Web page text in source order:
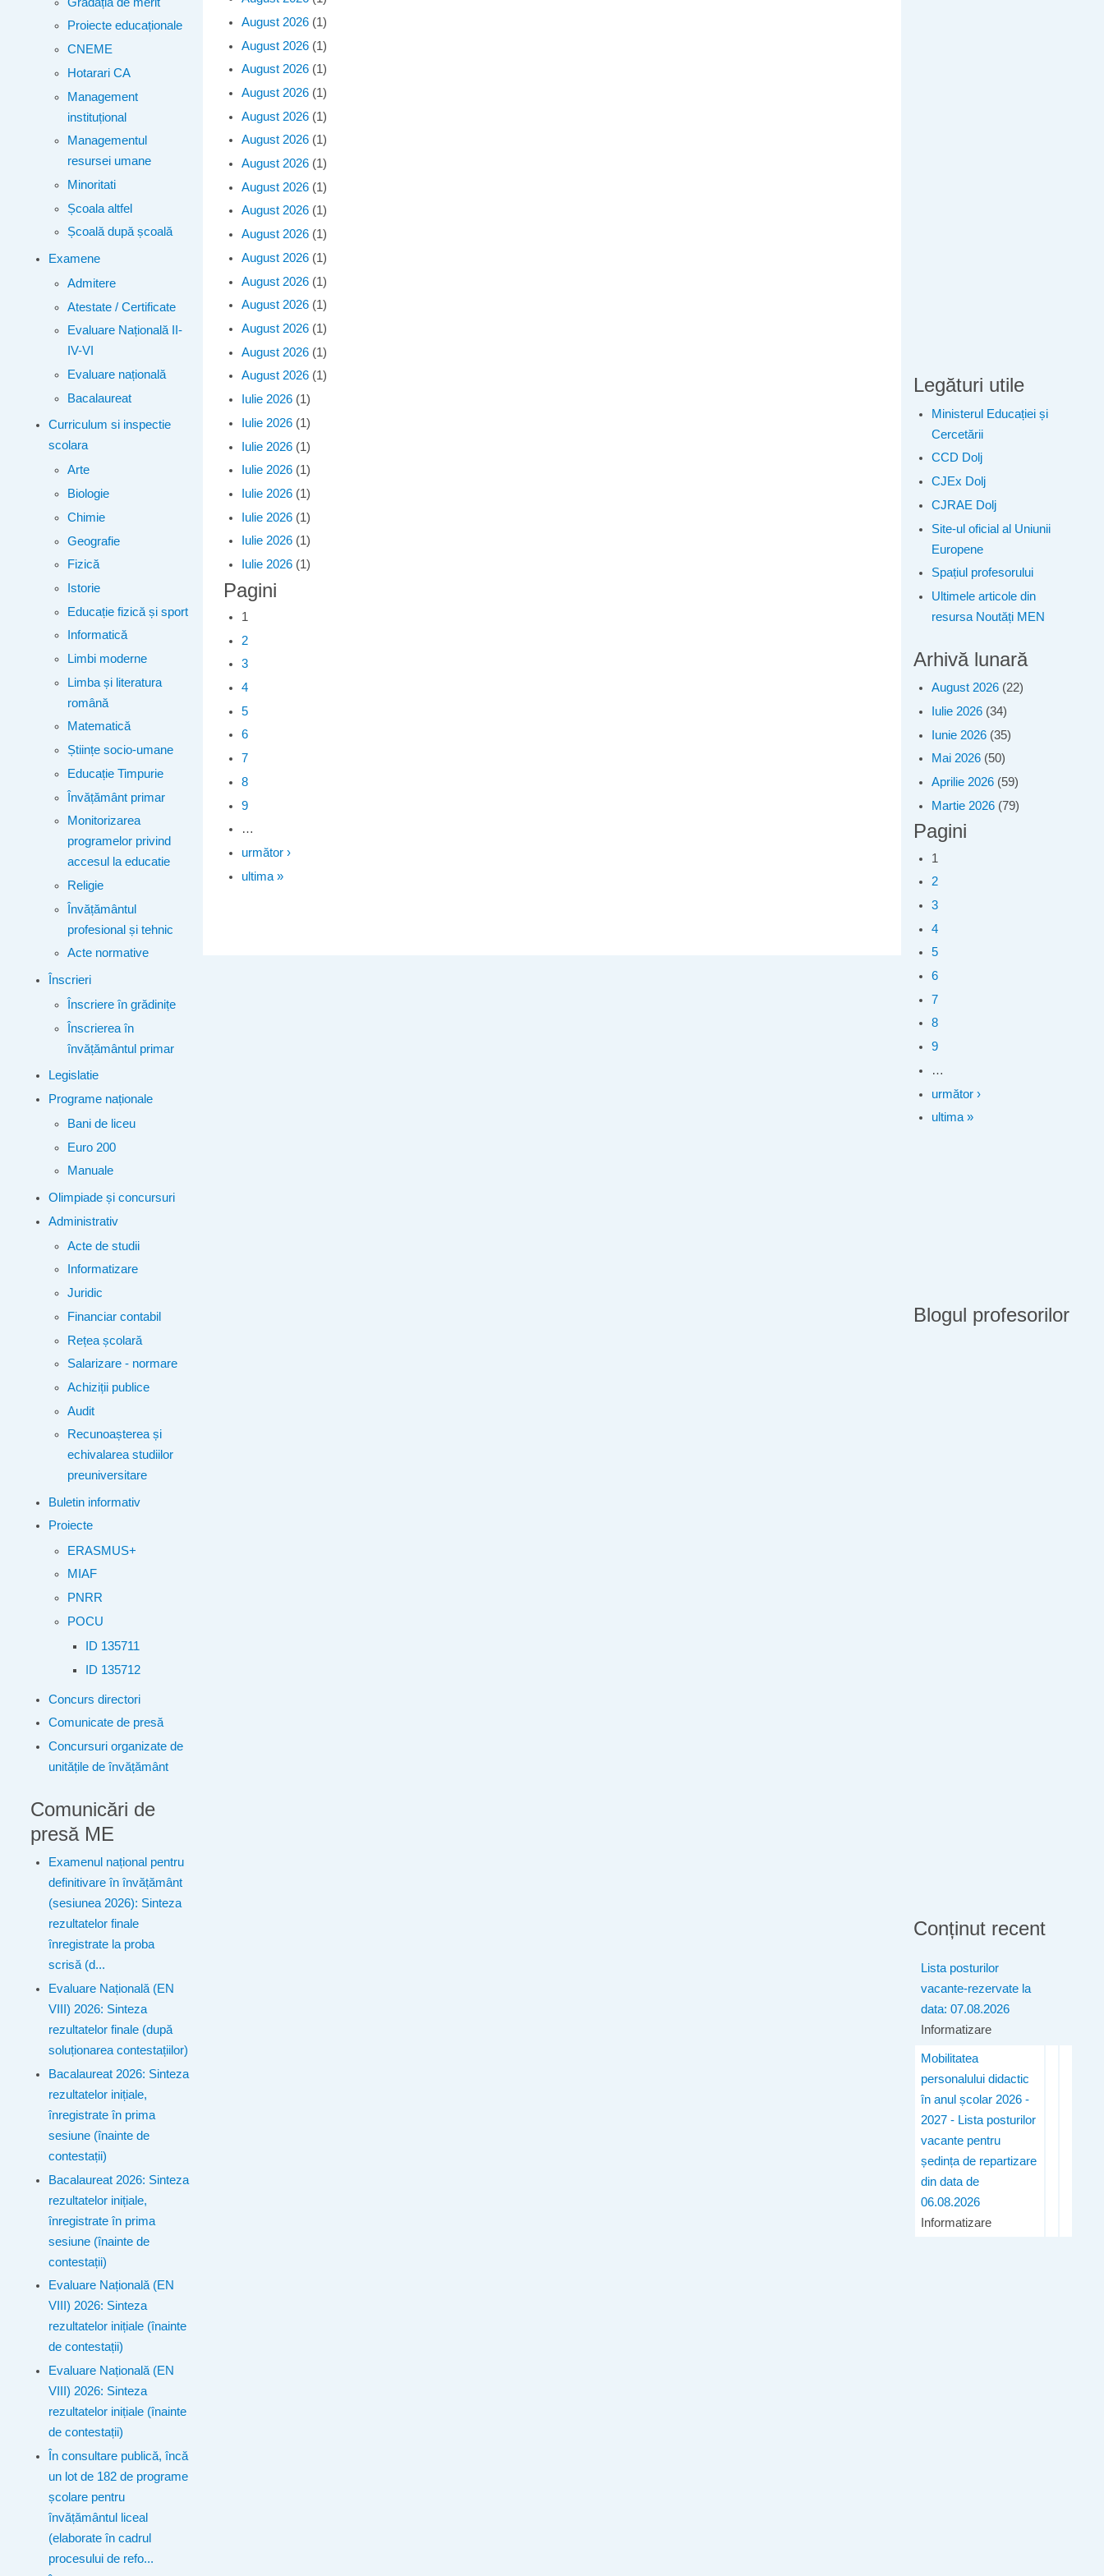
Proiecte educaționale
CNEME
Hotarari CA
Management
instituțional
Managementul
resursei umane
Minoritati
Școala altfel
Școală după școală
Examene
Admitere
Atestate / Certificate
Evaluare Națională II-
IV-VI
Evaluare națională
Bacalaureat
Curriculum si inspectie
scolara
Arte
Biologie
Chimie
Geografie
Fizică
Istorie
Educație fizică și sport
Informatică
Limbi moderne
Limba și literatura
română
Matematică
Științe socio-umane
Educație Timpurie
Învățământ primar
Monitorizarea
programelor privind
accesul la educatie
Religie
Învățământul
profesional și tehnic
Acte normative
Înscrieri
Înscriere în grădinițe
Înscrierea în
învățământul primar
Legislatie
Programe naționale
Bani de liceu
Euro 200
Manuale
Olimpiade și concursuri
Administrativ
Acte de studii
Informatizare
Juridic
Financiar contabil
Rețea școlară
Salarizare - normare
Achiziții publice
Audit
Recunoașterea și
echivalarea studiilor
preuniversitare
Buletin informativ
Proiecte
ERASMUS+
MIAF
PNRR
POCU
ID 135711
ID 135712
Concurs directori
Comunicate de presă
Concursuri organizate de
unitățile de învățământ
Comunicări de
presă ME
Examenul național pentru
definitivare în învățământ
(sesiunea 2026): Sinteza
rezultatelor finale
înregistrate la proba
scrisă (d...
Evaluare Națională (EN
VIII) 2026: Sinteza
rezultatelor finale (după
soluționarea contestațiilor)
Bacalaureat 2026: Sinteza
rezultatelor inițiale,
înregistrate în prima
sesiune (înainte de
contestații)
Bacalaureat 2026: Sinteza
rezultatelor inițiale,
înregistrate în prima
sesiune (înainte de
contestații)
Evaluare Națională (EN
VIII) 2026: Sinteza
rezultatelor inițiale (înainte
de contestații)
Evaluare Națională (EN
VIII) 2026: Sinteza
rezultatelor inițiale (înainte
de contestații)
În consultare publică, încă
un lot de 182 de programe
școlare pentru
învățământul liceal
(elaborate în cadrul
procesului de refo...
August 2026 (1)
August 2026 (1)
August 2026 (1)
August 2026 (1)
August 2026 (1)
August 2026 (1)
August 2026 (1)
August 2026 (1)
August 2026 (1)
August 2026 (1)
August 2026 (1)
August 2026 (1)
August 2026 (1)
August 2026 (1)
August 2026 (1)
August 2026 (1)
Iulie 2026 (1)
Iulie 2026 (1)
Iulie 2026 (1)
Iulie 2026 (1)
Iulie 2026 (1)
Iulie 2026 (1)
Iulie 2026 (1)
Iulie 2026 (1)
Pagini
1
2
3
4
5
6
7
8
9
…
următor ›
ultima »
Legături utile
Ministerul Educației și
Cercetării
CCD Dolj
CJEx Dolj
CJRAE Dolj
Site-ul oficial al Uniunii
Europene
Spațiul profesorului
Ultimele articole din
resursa Noutăți MEN
Arhivă lunară
August 2026 (22)
Iulie 2026 (34)
Iunie 2026 (35)
Mai 2026 (50)
Aprilie 2026 (59)
Martie 2026 (79)
Pagini
1
2
3
4
5
6
7
8
9
…
următor ›
ultima »
Blogul profesorilor
Conținut recent
Lista posturilor
vacante-rezervate la
data: 07.08.2026
Informatizare
Mobilitatea
personalului didactic
în anul școlar 2026 -
2027 - Lista posturilor
vacante pentru
ședința de repartizare
din data de
06.08.2026
Informatizare